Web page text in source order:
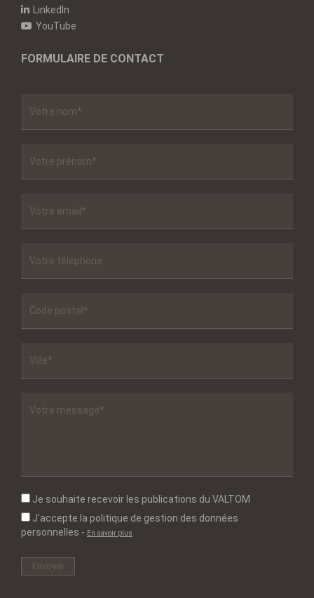
LinkedIn
YouTube
FORMULAIRE DE CONTACT
Je souhaite recevoir les publications du VALTOM
J'accepte la politique de gestion des données
personnelles - En savoir plus